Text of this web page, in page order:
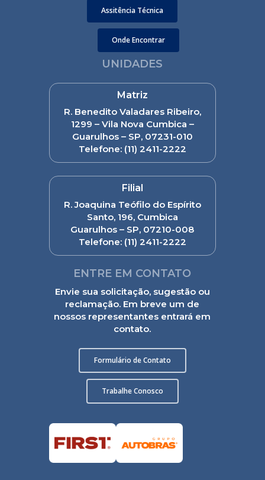
Assitência Técnica
Onde Encontrar
UNIDADES
Matriz
R. Benedito Valadares Ribeiro,
1299 – Vila Nova Cumbica –
Guarulhos – SP, 07231-010
Telefone: (11) 2411-2222
Filial
R. Joaquina Teófilo do Espírito
Santo, 196, Cumbica
Guarulhos – SP, 07210-008
Telefone:(11) 2411-2222
ENTRE EM CONTATO
Envie sua solicitação, sugestão ou
reclamação. Em breve um de
nossos representantes entrará em
contato.
Formulário de Contato
Trabalhe Conosco